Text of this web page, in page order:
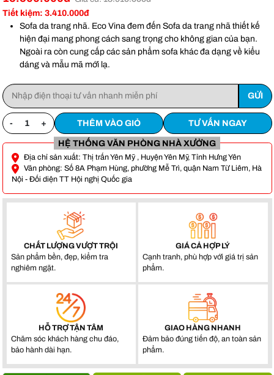
quận Bình Thạnh
Chị Linh - 0916878***
Anh Vũ -0911861*** - S107, Vihome oceanpark Gia Lâm, Hà Nội
Tiết kiệm: 3.410.000đ
Sofa da trang nhã. Eco Vina đem đến Sofa da trang nhã thiết kế
hiện đại mang phong cách sang trọng cho không gian của bạn.
Ngoài ra còn cung cấp các sản phẩm sofa khác đa dạng về kiểu
dáng và mẫu mã mới lạ.
- + THÊM VÀO GIỎ TƯ VẤN NGAY
HỆ THỐNG VĂN PHÒNG NHÀ XƯỞNG
Địa chỉ sản xuất: Thị trấn Yên Mỹ , Huyện Yên Mỹ, Tỉnh Hưng Yên
Văn phòng: Số 8A Phạm Hùng, phường Mễ Trì, quận Nam Từ Liêm, Hà
Nội - Đối diện TT Hội nghị Quốc gia
CHẤT LƯỢNG VƯỢT TRỘI
Sản phẩm bền, đẹp, kiểm tra
nghiêm ngặt.
GIÁ CẢ HỢP LÝ
Cạnh tranh, phù hợp với giá trị sản
phẩm.
HỖ TRỢ TẬN TÂM
Chăm sóc khách hàng chu đáo,
bảo hành dài hạn.
GIAO HÀNG NHANH
Đảm bảo đúng tiến độ, an toàn sản
phẩm.